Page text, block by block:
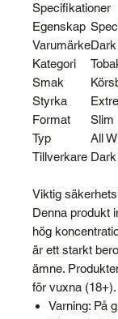
Specifikationer
Egenskap
Varumärke
Kategori
Smak
Styrka
Format
Slim
Typ
All
Tillverkare
Viktig
Denna produkt
hög
är ett starkt
ämne.
för vuxna (18+).
Varning: På